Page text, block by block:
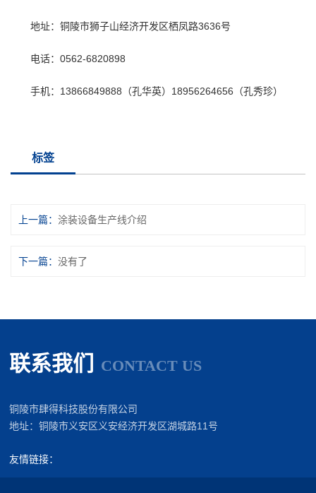
地址：铜陵市狮子山经济开发区栖凤路3636号
电话：0562-6820898
手机：13866849888（孔华英）18956264656（孔秀珍）
标签
上一篇 涂装设备生产线介绍
下一篇 没有了
联系我们 CONTACT US
铜陵市肆得科技股份有限公司
地址：铜陵市义安区义安经济开发区湖城路11号
友情链接：